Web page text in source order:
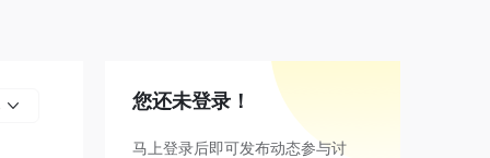
您还未登录！
马上登录后即可发布动态参与讨